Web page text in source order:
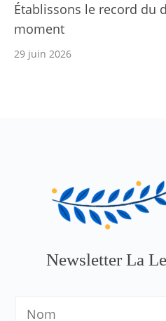
Établissons le record du
moment
29 juin 2026
Newsletter La